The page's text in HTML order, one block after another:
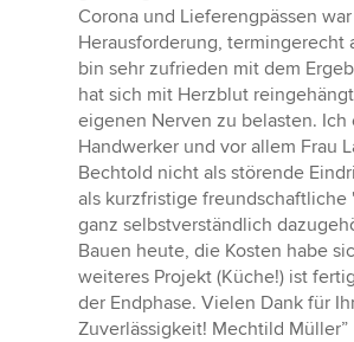
Corona und Lieferengpässen
Herausforderung, termingerecht
bin sehr zufrieden mit dem
hat sich mit Herzblut
eigenen Nerven zu belasten. Ich
Handwerker und vor allem Frau
Bechtold nicht als störende
als kurzfristige freundschaftliche
ganz selbstverständlich
Bauen heute, die Kosten habe
weiteres Projekt (Küche!) ist
der Endphase. Vielen Dank für
Zuverlässigkeit! Mechtild Müller”